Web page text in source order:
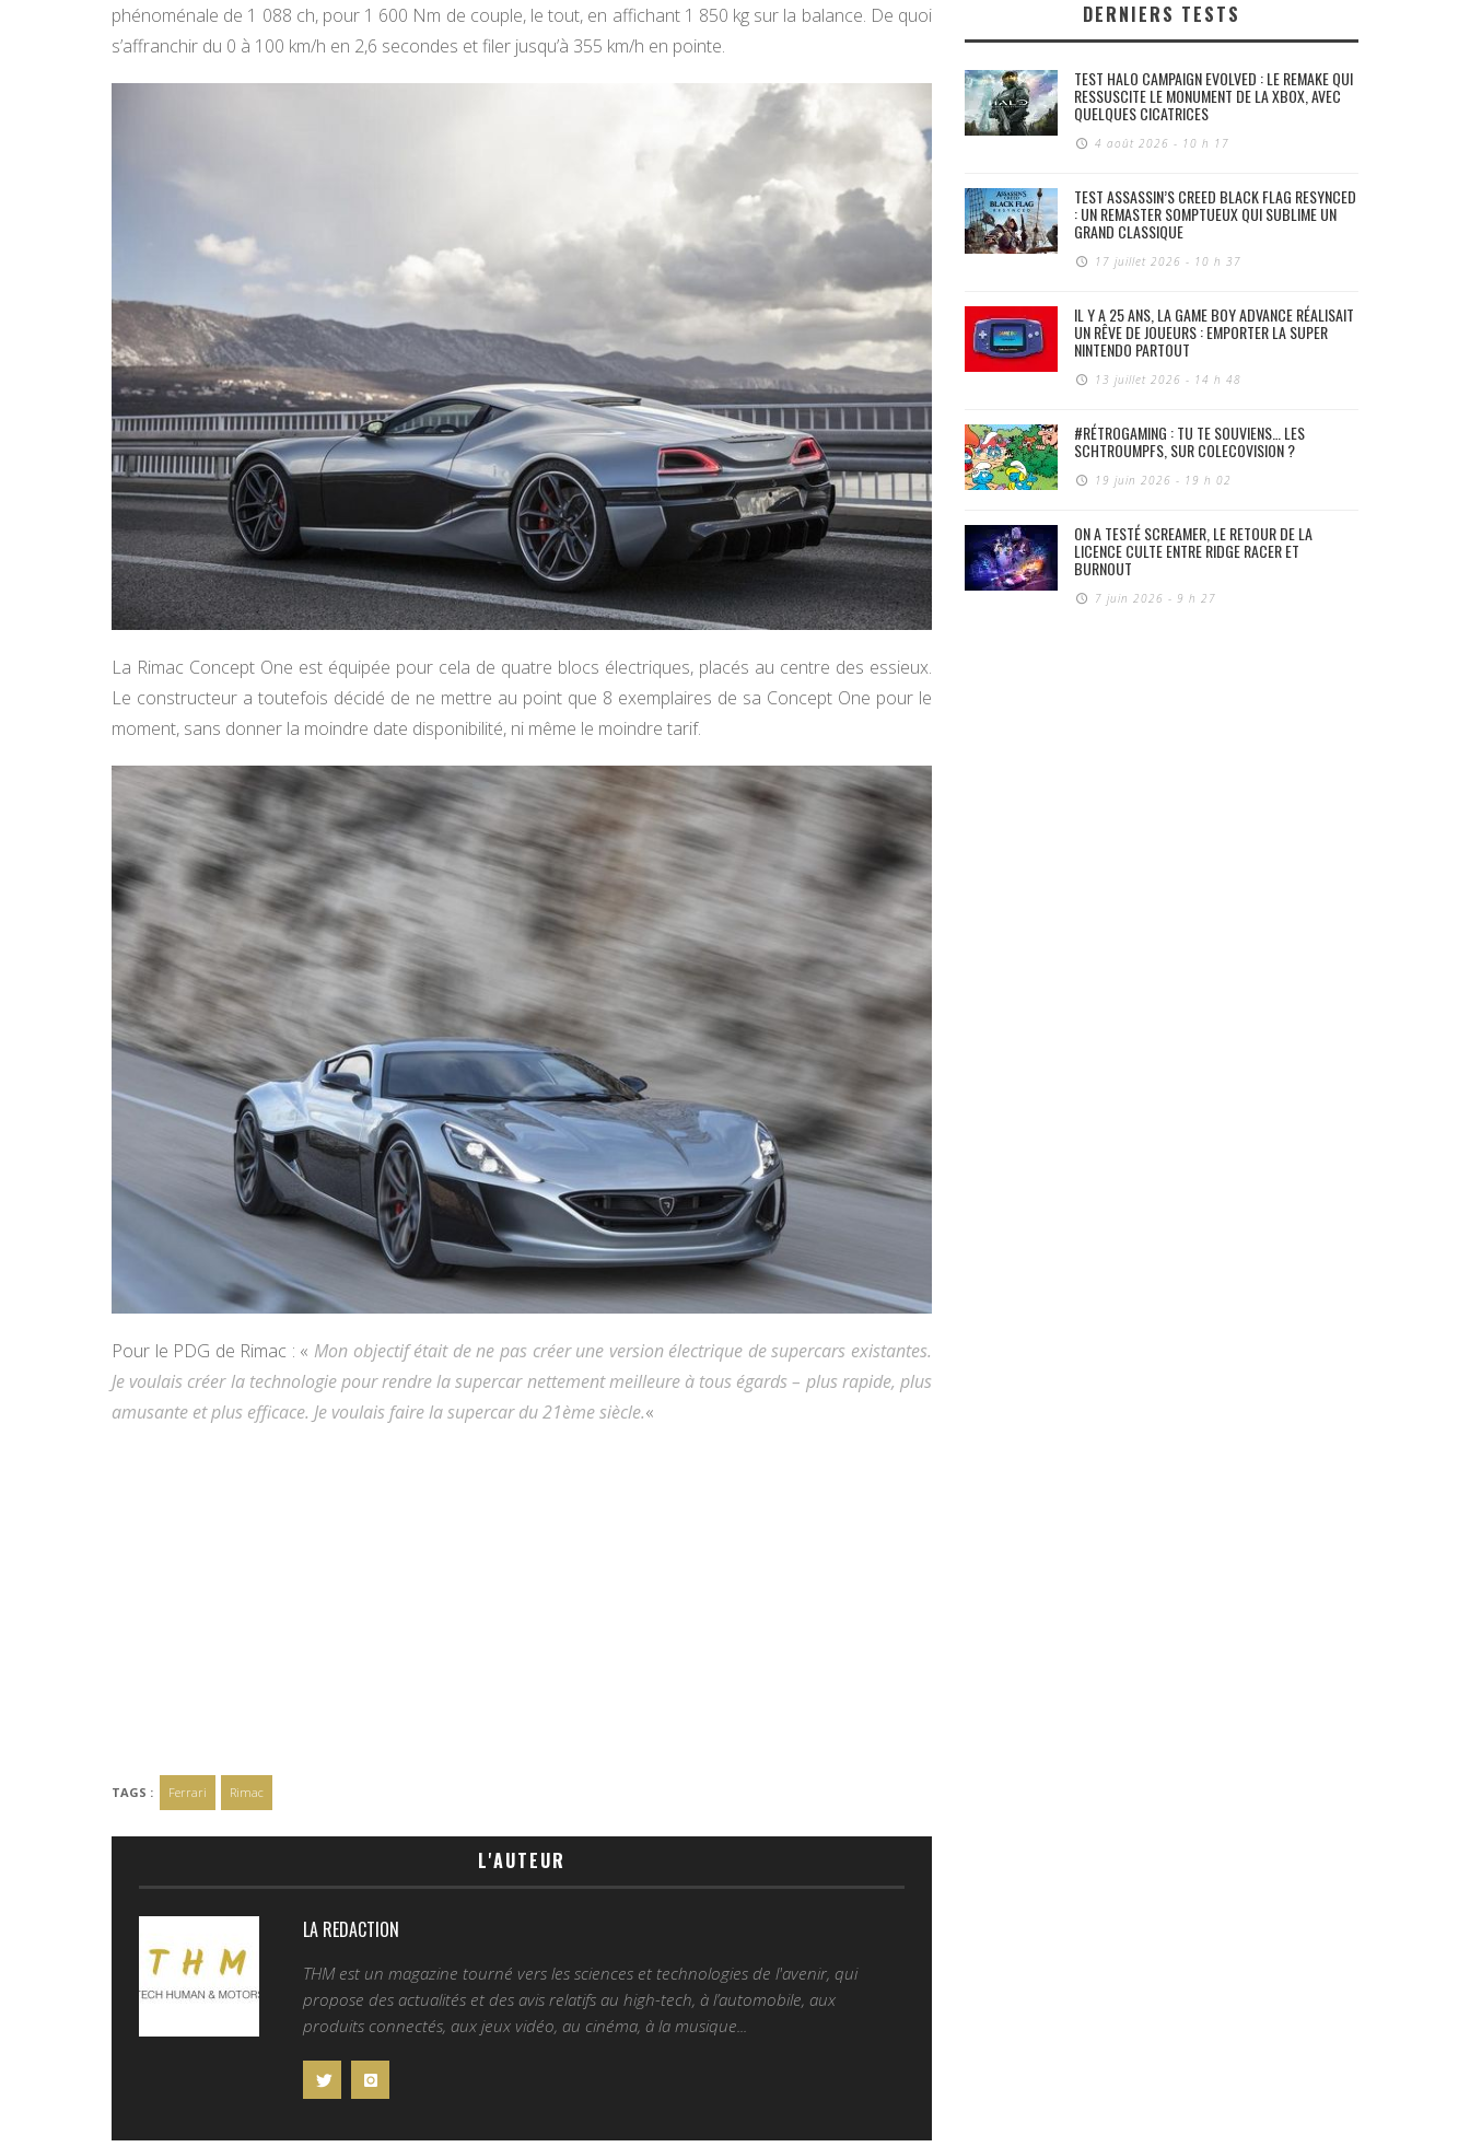
phénoménale de 1 088 ch, pour 1 600 Nm de couple, le tout, en affichant 1 850 kg sur la balance. De quoi
s’affranchir du 0 à 100 km/h en 2,6 secondes et filer jusqu’à 355 km/h en pointe.
La Rimac Concept One est équipée pour cela de quatre blocs électriques, placés au centre des essieux.
Le constructeur a toutefois décidé de ne mettre au point que 8 exemplaires de sa Concept One pour le
moment, sans donner la moindre date disponibilité, ni même le moindre tarif.
Pour le PDG de Rimac : « Mon objectif était de ne pas créer une version électrique de supercars existantes.
Je voulais créer la technologie pour rendre la supercar nettement meilleure à tous égards – plus rapide, plus
amusante et plus efficace. Je voulais faire la supercar du 21ème siècle.«
TAGS : Ferrari Rimac
L'AUTEUR
LA REDACTION
THM est un magazine tourné vers les sciences et technologies de l'avenir, qui
propose des actualités et des avis relatifs au high-tech, à l’automobile, aux
produits connectés, aux jeux vidéo, au cinéma, à la musique...
DERNIERS TESTS
TEST HALO CAMPAIGN EVOLVED : LE REMAKE QUI
RESSUSCITE LE MONUMENT DE LA XBOX, AVEC
QUELQUES CICATRICES
4 août 2026 - 10 h 17
TEST ASSASSIN’S CREED BLACK FLAG RESYNCED
: UN REMASTER SOMPTUEUX QUI SUBLIME UN
GRAND CLASSIQUE
17 juillet 2026 - 10 h 37
IL Y A 25 ANS, LA GAME BOY ADVANCE RÉALISAIT
UN RÊVE DE JOUEURS : EMPORTER LA SUPER
NINTENDO PARTOUT
13 juillet 2026 - 14 h 48
#RÉTROGAMING : TU TE SOUVIENS… LES
SCHTROUMPFS, SUR COLECOVISION ?
19 juin 2026 - 19 h 02
ON A TESTÉ SCREAMER, LE RETOUR DE LA
LICENCE CULTE ENTRE RIDGE RACER ET
BURNOUT
7 juin 2026 - 9 h 27